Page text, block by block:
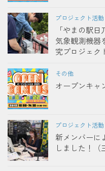
プロジェクト活動
「やまの駅
気象観測機器
究プロジェク
その他
オープンキャ
プロジェクト活動
新メンバーに
しました！（